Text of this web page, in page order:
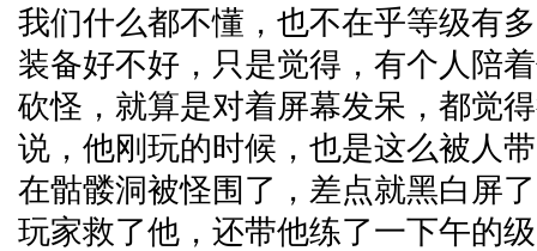
我们什么都不懂，也不在乎等级有
装备好不好，只是觉得，有个人陪
砍怪，就算是对着屏幕发呆，都觉
说，他刚玩的时候，也是这么被人
在骷髅洞被怪围了，差点就黑白屏
玩家救了他，还带他练了一下午的